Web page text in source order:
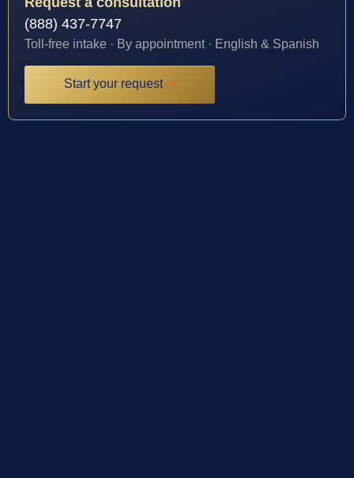
(888) 437-7747
Toll-free intake · By appointment · English & Spanish
Start your request